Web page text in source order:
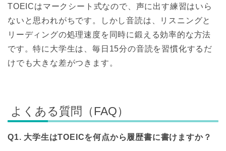
TOEICはマークシート式なので、声に出す練習はいら
ないと思われがちです。しかし音読は、リスニングと
リーディングの処理速度を同時に鍛える効率的な方法
です。特に大学生は、毎日15分の音読を習慣化するだ
けでも大きな差がつきます。
よくある質問（FAQ）
Q1. 大学生はTOEICを何点から履歴書に書けますか？